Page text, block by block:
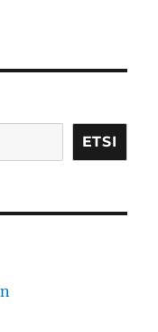
ETSI